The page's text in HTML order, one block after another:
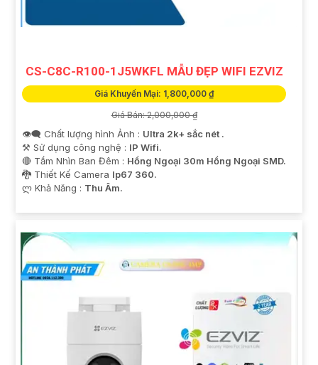
CS-C8C-R100-1J5WKFL MẪU ĐẸP WIFI EZVIZ
Giá Khuyến Mại: 1,800,000 ₫
Giá Bán: 2,000,000 ₫
👁️‍🗨 Chất lượng hình Ảnh : Ultra 2k+ sắc nét .
⚒ Sử dụng công nghệ : IP Wifi.
🔴 Tầm Nhìn Ban Đêm : Hồng Ngoại 30m Hồng Ngoại SMD.
🐉️ Thiết Kế Camera Ip67 360.
️ლ Khả Năng : Thu Âm.